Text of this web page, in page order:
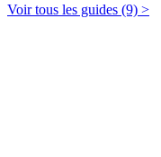
Voir tous les guides (9) >